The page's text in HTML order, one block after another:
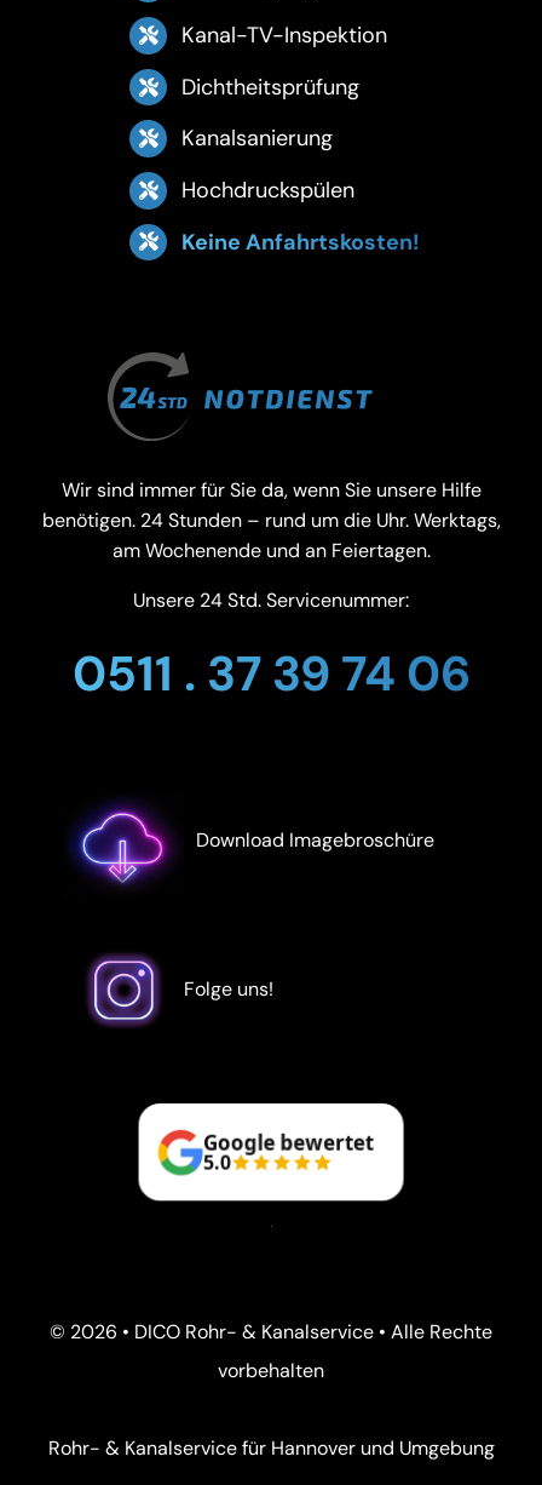
Kanal-TV-Inspektion
Dichtheitsprüfung
Kanalsanierung
Hochdruckspülen
Keine Anfahrtskosten!
Wir sind immer für Sie da, wenn Sie unsere Hilfe
benötigen. 24 Stunden – rund um die Uhr. Werktags,
am Wochenende und an Feiertagen.
Unsere 24 Std. Servicenummer:
0511 . 37 39 74 06
Download Imagebroschüre
Folge uns!
Google bewertet
5.0
© 2026 • DICO Rohr- & Kanalservice • Alle Rechte
vorbehalten
Rohr- & Kanalservice für Hannover und Umgebung